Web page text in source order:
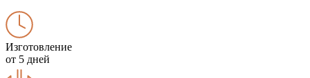
Изготовление
от 5 дней